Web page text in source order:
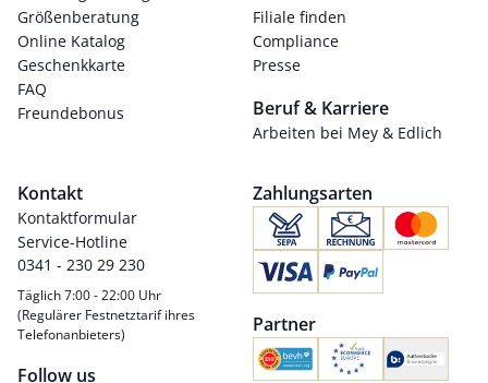
Größenberatung
Online Katalog
Geschenkkarte
FAQ
Freundebonus
Filiale finden
Compliance
Presse
Beruf & Karriere
Arbeiten bei Mey & Edlich
Kontakt
Kontaktformular
Service-Hotline
0341 - 230 29 230
Täglich 7:00 - 22:00 Uhr
(Regulärer Festnetztarif ihres
Telefonanbieters)
Follow us
Zahlungsarten
Partner